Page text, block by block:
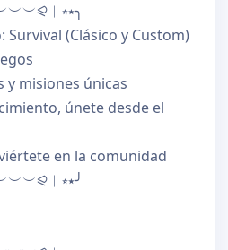
Survival (Clásico y Custom)
y misiones únicas
únete desde el
en la comunidad